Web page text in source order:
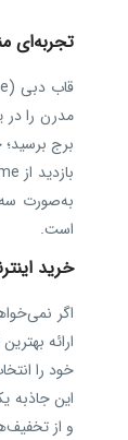
تجربه‌ای
مدرن را
برج برسید؛ جایی
به‌صورت
است.
خرید
اگر
خود را
این جاذبه
و از